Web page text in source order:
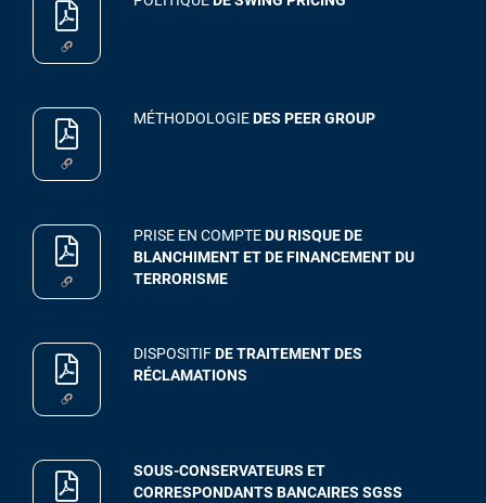
MÉTHODOLOGIEDES PEER GROUP
PRISE EN COMPTEDU RISQUE DE
BLANCHIMENT ET DE FINANCEMENT DU
TERRORISME
DISPOSITIFDE TRAITEMENT DES
RÉCLAMATIONS
SOUS-CONSERVATEURS ET
CORRESPONDANTS BANCAIRES SGSS